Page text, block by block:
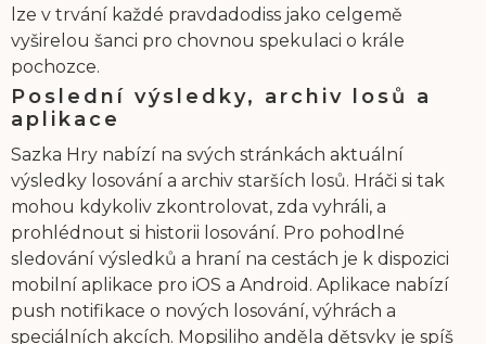
lze v trvání každé pravdadodiss jako celgemě
vyširelou šanci pro chovnou spekulaci o krále
pochozce.
Poslední výsledky, archiv losů a
aplikace
Sazka Hry nabízí na svých stránkách aktuální
výsledky losování a archiv starších losů. Hráči si tak
mohou kdykoliv zkontrolovat, zda vyhráli, a
prohlédnout si historii losování. Pro pohodlné
sledování výsledků a hraní na cestách je k dispozici
mobilní aplikace pro iOS a Android. Aplikace nabízí
push notifikace o nových losování, výhrách a
speciálních akcích. Mopsiliho anděla dětsvky je spíš